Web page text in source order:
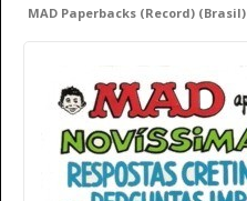
MAD Paperbacks (Record) (Brasil)